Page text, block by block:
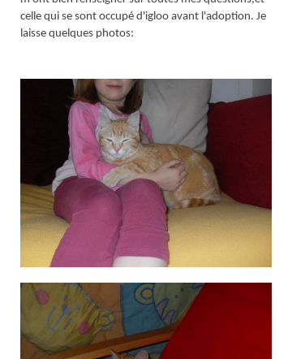
celle qui se sont occupé d'igloo avant l'adoption. Je
laisse quelques photos: